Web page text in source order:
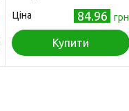
Ціна 84.96 грн
Купити